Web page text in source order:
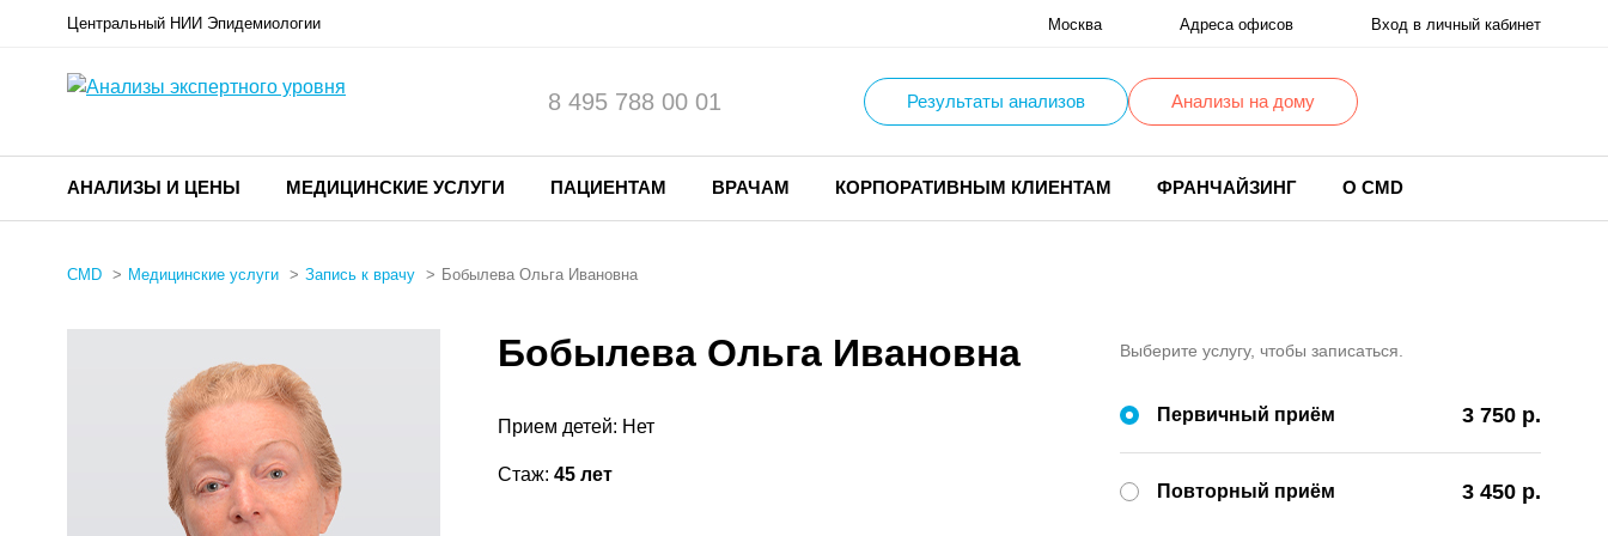
Центральный НИИ Эпидемиологии Москва Адреса офисов Вход в личный кабинет
8 495 788 00 01 Результаты анализов Анализы на дому
АНАЛИЗЫ И ЦЕНЫ МЕДИЦИНСКИЕ УСЛУГИ ПАЦИЕНТАМ ВРАЧАМ КОРПОРАТИВНЫМ КЛИЕНТАМ ФРАНЧАЙЗИНГ О CMD
CMD Медицинские услуги Запись к врачу Бобылева Ольга Ивановна
Бобылева Ольга Ивановна
Прием детей: Нет
Стаж: 45 лет
Выберите услугу, чтобы записаться.
Первичный приём 3 750 р.
Повторный приём 3 450 р.